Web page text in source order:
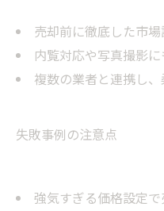
売却前に徹底した市
内覧対応や写真撮影に
複数の業者と連携し
失敗事例の注意点
強気すぎる価格設定